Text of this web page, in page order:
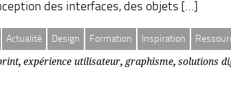
des interfaces, des objets […]
Actualité Design Formation Inspiration
, expérience utilisateur, graphisme, solutions